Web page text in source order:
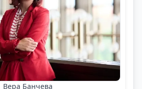
Вера Банчева